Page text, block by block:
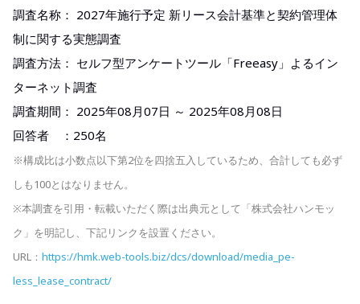
調査名称： 2027年施行予定 新リース会計基準と契約管理体
制に関する実態調査​
調査方法： セルフ型アンケートツール「Freeasy」よるイン
ターネット調査
調査期間： 2025年08月07日 ～ 2025年08月08日​
回答者 ：250名​
※構成比は小数点以下第2位を四捨五入しているため、合計しても必ず
しも100とはなりません。
※本調査を引用・転載いただく際は出典元として「株式会社ハンモッ
ク」を明記し、下記リンクを設置ください。
URL： https://hmk.web-tools.biz/dcs/download/media_pe-
less_lease_contract/